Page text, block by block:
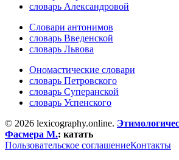
словарь Александровой
Словари антонимов
словарь Введенской
словарь Львова
Ономастические словари
словарь Петровского
словарь Суперанской
словарь Успенского
© 2026 lexicography.online.
Фасмера М.: катать
Пользовательское соглашениеКонтакты